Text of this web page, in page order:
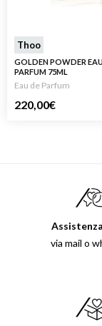
Thoo
GOLDEN POWDER
PARFUM 75ML
Eau de Parfum
220,00€
via mail o